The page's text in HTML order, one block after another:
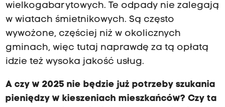
wielkogabarytowych. Te odpady nie zalegają
w wiatach śmietnikowych. Są często
wywożone, częściej niż w okolicznych
gminach, więc tutaj naprawdę za tą opłatą
idzie też wysoka jakość usług.
A czy w 2025 nie będzie już potrzeby szukania
pieniędzy w kieszeniach mieszkańców? Czy ta